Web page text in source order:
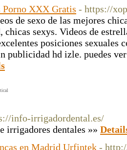
Porno XXX Gratis - https://
de sexo de las mejores
chicas sexys. Videos de
posiciones sexuales
publicidad hd izle. puedes
info-irrigadordental.es/
irrigadores dentales »»
en Madrid Urfintek -